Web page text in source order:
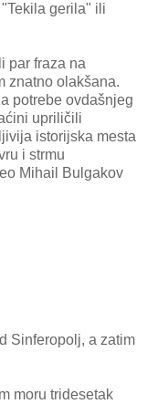
gerila" ili
par fraza na
znatno olakšana.
potrebe ovdašnjeg
upriličili
istorijska mesta
i strmu
Mihail Bulgakov
Sinferopolj, a zatim
moru tridesetak